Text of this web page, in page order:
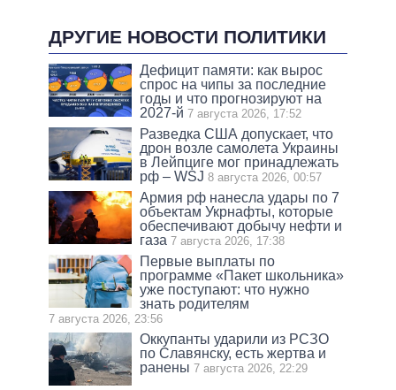
ДРУГИЕ НОВОСТИ ПОЛИТИКИ
Дефицит памяти: как вырос
спрос на чипы за последние
годы и что прогнозируют на
2027-й 7 августа 2026, 17:52
Разведка США допускает, что
дрон возле самолета Украины
в Лейпциге мог принадлежать
рф – WSJ 8 августа 2026, 00:57
Армия рф нанесла удары по 7
объектам Укрнафты, которые
обеспечивают добычу нефти и
газа 7 августа 2026, 17:38
Первые выплаты по
программе «Пакет школьника»
уже поступают: что нужно
знать родителям
7 августа 2026, 23:56
Оккупанты ударили из РСЗО
по Славянску, есть жертва и
ранены 7 августа 2026, 22:29